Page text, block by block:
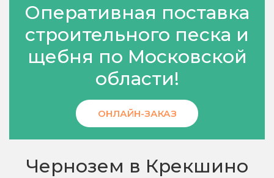
Оперативная поставка
строительного песка и
щебня по Московской
области!
ОНЛАЙН-ЗАКАЗ
Чернозем в Крекшино